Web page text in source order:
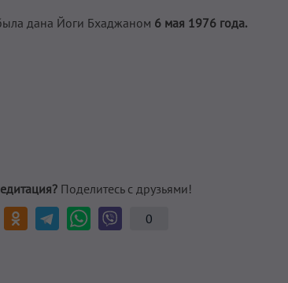
дана Йоги Бхаджаном 6 мая 1976 года.
Поделитесь с друзьями!
0